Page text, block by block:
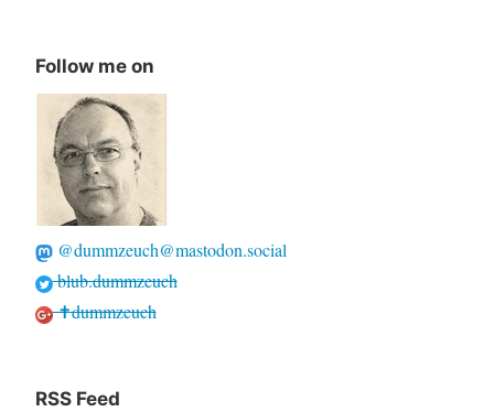
Follow me on
@dummzeuch@mastodon.social
blub.dummzeuch
✝dummzeuch
RSS Feed